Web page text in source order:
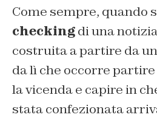
Come sempre, quando
checkingdi una
costruita a partire da
da lì che occorre
la vicenda e capire in
stata confezionata